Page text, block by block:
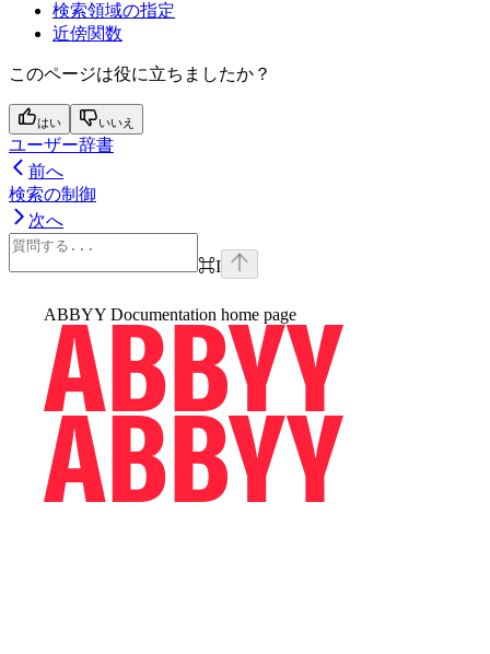
検索領域の指定
近傍関数
このページは役に立ちましたか？
はい いいえ
ユーザー辞書
前へ
検索の制御
次へ
⌘I
ABBYY Documentation home page